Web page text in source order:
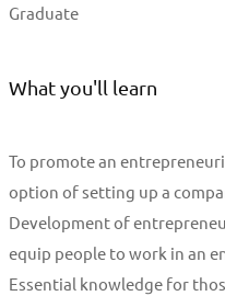
Graduate
What you'll learn
To promote an
option of setting up a
Development of
equip people to work in an
Essential knowledge for